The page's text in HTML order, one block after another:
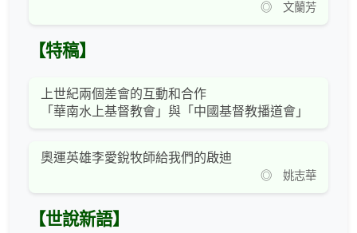
◎ 文蘭芳
【特稿】
上世紀兩個差會的互動和合作
「華南水上基督教會」與「中國基督教播道會」
奧運英雄李愛銳牧師給我們的啟迪
◎ 姚志華
【世說新語】